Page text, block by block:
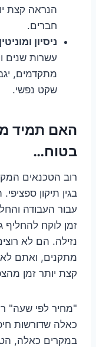
הנראה קצת
חברים.
ניסיון
עשרות שנים
מתקדמים,
שקט נפשי.
האם תמיד
בטוח…
רוב הטכנאים
בגין תיקון
עבור העבודה
זמן לוקח להחליף
נזילה. הם לא
מתקנים, ואתם לא
קצת יותר זמן
"מחיר לפי שעה"
כאלה שדורשות
במקרים כאלה,